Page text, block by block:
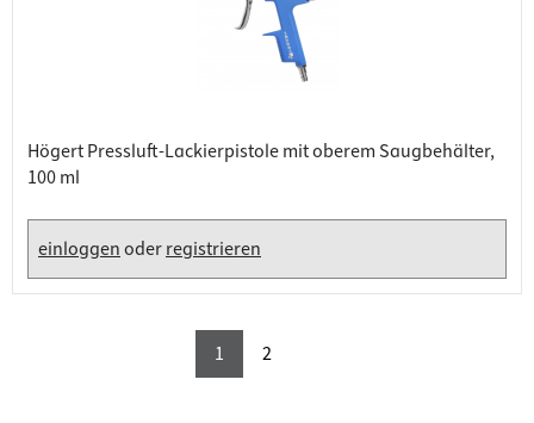
Högert Pressluft-Lackierpistole mit oberem Saugbehälter,
100 ml
einloggenoderregistrieren
1 2